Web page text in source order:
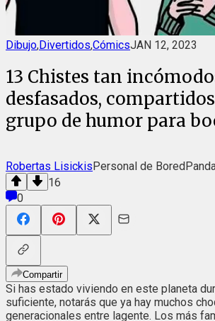
Dibujo,Divertidos,CómicsJAN 12, 2023
13 Chistes tan
desfasados,
grupo de humor para
Robertas LisickisPersonal de
16
0
Compartir
Si has estado viviendo en este planeta
suficiente, notarás que ya hay muchos
generacionales entre lagente. Los más